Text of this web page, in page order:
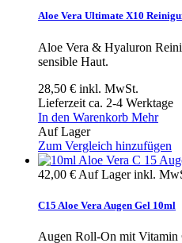
Aloe Vera Ultimate X10
Aloe Vera & Hyaluron
sensible Haut.
28,50 € inkl. MwSt.
Lieferzeit ca. 2-4 Werktage
In den Warenkorb Mehr
Auf Lager
Zum Vergleich hinzufügen
42,00 € Auf Lagerinkl.
C15 Aloe Vera Augen Gel 10ml
Augen Roll-On mit Vitamin